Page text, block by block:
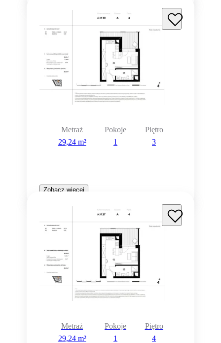
Metraż
29,24 m²
Pokoje
1
Piętro
3
Zobacz więcej
Metraż
29,24 m²
Pokoje
1
Piętro
4